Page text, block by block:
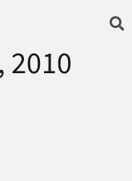
2010